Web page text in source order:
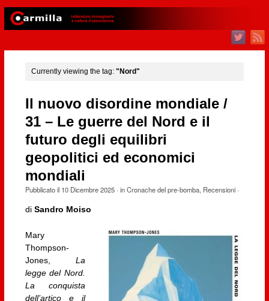
Currently viewing the tag: "Nord"
Il nuovo disordine mondiale /
31 – Le guerre del Nord e il
futuro degli equilibri
geopolitici ed economici
mondiali
Pubblicato il 10 Dicembre 2025· inCronache del pre-bomba, Recensioni·
di Sandro Moiso
Mary
Thompson-
Jones,La
legge del Nord.
La conquista
dell’artico e il